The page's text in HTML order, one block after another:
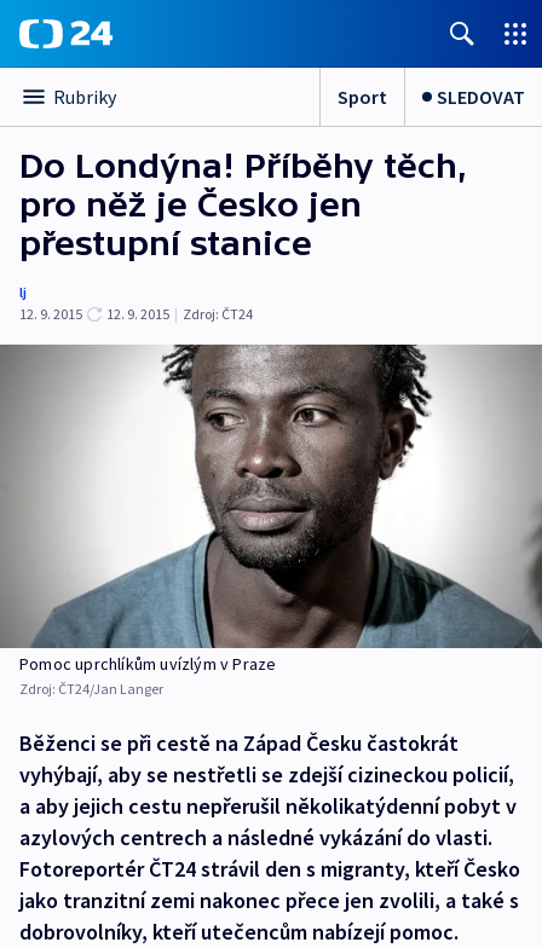
Rubriky Sport SLEDOVAT
Do Londýna! Příběhy těch,
pro něž je Česko jen
přestupní stanice
lj
12. 9. 2015
12. 9. 2015 | Zdroj: ČT24
Pomoc uprchlíkům uvízlým v Praze
Zdroj: ČT24/Jan Langer
Běženci se při cestě na Západ Česku častokrát
vyhýbají, aby se nestřetli se zdejší cizineckou policií,
a aby jejich cestu nepřerušil několikatýdenní pobyt v
azylových centrech a následné vykázání do vlasti.
Fotoreportér ČT24 strávil den s migranty, kteří Česko
jako tranzitní zemi nakonec přece jen zvolili, a také s
dobrovolníky, kteří utečencům nabízejí pomoc.